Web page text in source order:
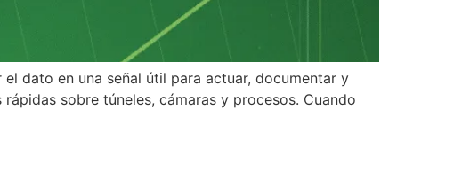
dato en una señal útil para actuar, documentar y
sobre túneles, cámaras y procesos. Cuando